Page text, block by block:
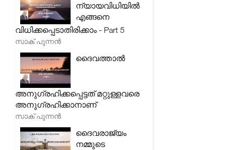
ന്യായവിധിയിൽ
എങ്ങനെ
വിധിക്കപ്പെടാതിരിക്കാം - Part 5
സാക് പുന്നൻ
ദൈവത്താൽ
അനുഗ്രഹിക്കപ്പെട്ടത് മറ്റുള്ളവരെ
അനുഗ്രഹിക്കാനാണ്
സാക് പുന്നൻ
ദൈവരാജ്യം
നമ്മുടെ